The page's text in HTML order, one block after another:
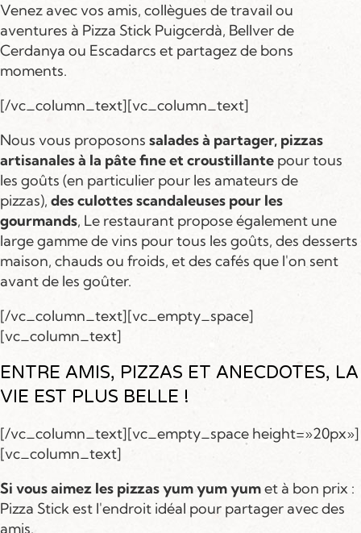
Venez avec vos amis, collègues de travail ou
aventures à Pizza Stick Puigcerdà, Bellver de
Cerdanya ou Escadarcs et partagez de bons
moments.
[/vc_column_text][vc_column_text]
Nous vous proposons salades à partager, pizzas
artisanales à la pâte fine et croustillante pour tous
les goûts (en particulier pour les amateurs de
pizzas), des culottes scandaleuses pour les
gourmands, Le restaurant propose également une
large gamme de vins pour tous les goûts, des desserts
maison, chauds ou froids, et des cafés que l'on sent
avant de les goûter.
[/vc_column_text][vc_empty_space]
[vc_column_text]
ENTRE AMIS, PIZZAS ET ANECDOTES, LA
VIE EST PLUS BELLE !
[/vc_column_text][vc_empty_space height=»20px»]
[vc_column_text]
Si vous aimez les pizzas yum yum yumet à bon prix :
Pizza Stick est l'endroit idéal pour partager avec des
amis.